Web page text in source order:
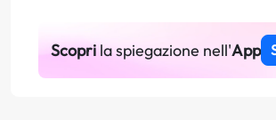
Scoprila spiegazione nell'App